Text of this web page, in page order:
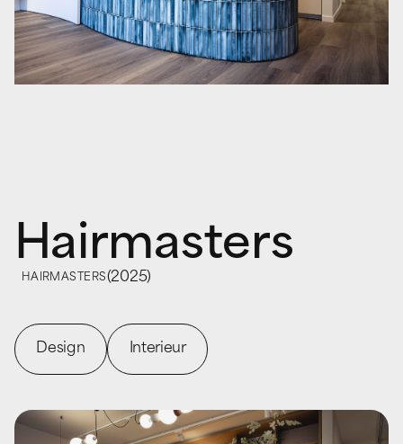
Hairmasters
HAIRMASTERS(2025)
Design Interieur